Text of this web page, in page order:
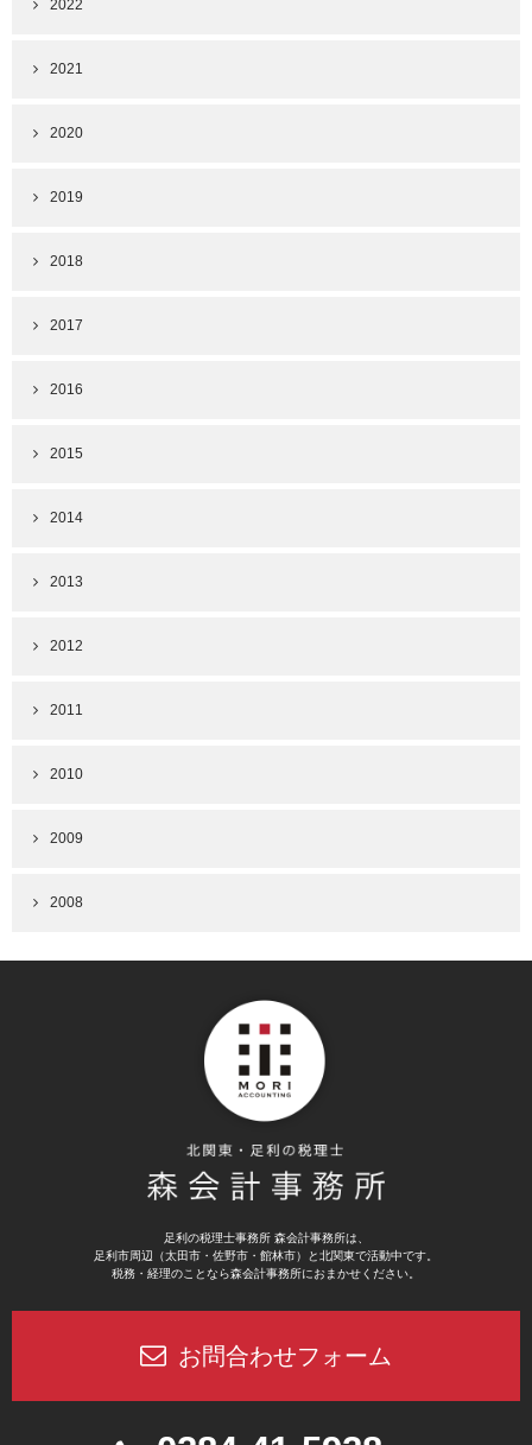
2022
2021
2020
2019
2018
2017
2016
2015
2014
2013
2012
2011
2010
2009
2008
足利の税理士事務所 森会計事務所は、
足利市周辺（太田市・佐野市・館林市）と北関東で活動中です。
税務・経理のことなら森会計事務所におまかせください。
お問合わせフォーム